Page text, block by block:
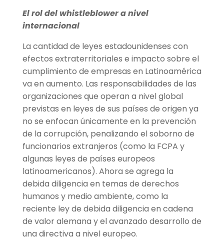
El rol del whistleblower a nivel
internacional
La cantidad de leyes estadounidenses con
efectos extraterritoriales e impacto sobre el
cumplimiento de empresas en Latinoamérica
va en aumento. Las responsabilidades de las
organizaciones que operan a nivel global
previstas en leyes de sus países de origen ya
no se enfocan únicamente en la prevención
de la corrupción, penalizando el soborno de
funcionarios extranjeros (como la FCPA y
algunas leyes de países europeos
latinoamericanos). Ahora se agrega la
debida diligencia en temas de derechos
humanos y medio ambiente, como la
reciente ley de debida diligencia en cadena
de valor alemana y el avanzado desarrollo de
una directiva a nivel europeo.